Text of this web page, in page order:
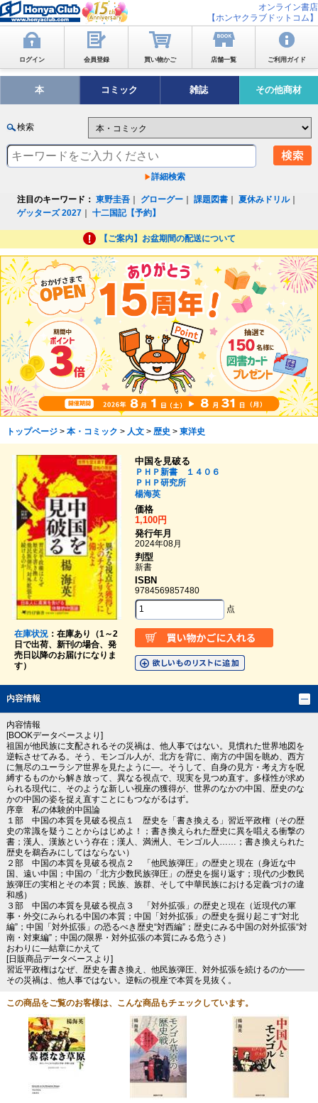
オンライン書店
【ホンヤクラブドットコム】
ログイン 会員登録 買い物かご 店舗一覧 ご利用ガイド
本 コミック 雑誌 その他商材
検索
詳細検索
注目のキーワード： 東野圭吾 グローグー ｜課題図書 ｜夏休みドリル｜
ゲッターズ 2027 ｜十二国記【予約】
【ご案内】お盆期間の配送について
トップページ> 本・コミック > 人文> 歴史 > 東洋史
在庫状況：在庫あり（1～2
日で出荷、新刊の場合、発
売日以降のお届けになりま
す）
中国を見破る
ＰＨＰ新書 １４０６
ＰＨＰ研究所
楊海英
価格
1,100円
発行年月
2024年08月
判型
新書
ISBN
9784569857480
点
内容情報
内容情報
[BOOKデータベースより]
祖国が他民族に支配されるその災禍は、他人事ではない。見慣れた世界地図を
逆転させてみる。そう、モンゴル人が、北方を背に、南方の中国を眺め、西方
に無尽のユーラシア世界を見たように―。そうして、自身の見方・考え方を呪
縛するものから解き放って、異なる視点で、現実を見つめ直す。多様性が求め
られる現代に、そのような新しい視座の獲得が、世界のなかの中国、歴史のな
かの中国の姿を捉え直すことにもつながるはず。
序章 私の体験的中国論
１部 中国の本質を見破る視点１ 歴史を「書き換える」習近平政権（その歴
史の常識を疑うことからはじめよ！；書き換えられた歴史に異を唱える衝撃の
書；漢人、漢族という存在；漢人、満洲人、モンゴル人……；書き換えられた
歴史を鵜呑みにしてはならない）
２部 中国の本質を見破る視点２ 「他民族弾圧」の歴史と現在（身近な中
国、遠い中国；中国の「北方少数民族弾圧」の歴史を掘り返す；現代の少数民
族弾圧の実相とその本質；民族、族群、そして中華民族における定義づけの違
和感）
３部 中国の本質を見破る視点３ 「対外拡張」の歴史と現在（近現代の軍
事・外交にみられる中国の本質；中国「対外拡張」の歴史を掘り起こす“対北
編”；中国「対外拡張」の恐るべき歴史“対西編”；歴史にみる中国の対外拡張“対
南・対東編”；中国の限界・対外拡張の本質にみる危うさ）
おわりに―結章にかえて
[日販商品データベースより]
習近平政権はなぜ、歴史を書き換え、他民族弾圧、対外拡張を続けるのか――
その災禍は、他人事ではない。逆転の視座で本質を見抜く。
この商品をご覧のお客様は、こんな商品もチェックしています。